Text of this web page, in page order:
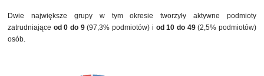
Dwie największe grupy w tym okresie tworzyły aktywne podmioty
zatrudniające od 0 do 9(97,3% podmiotów) i od 10 do 49(2,5% podmiotów)
osób.